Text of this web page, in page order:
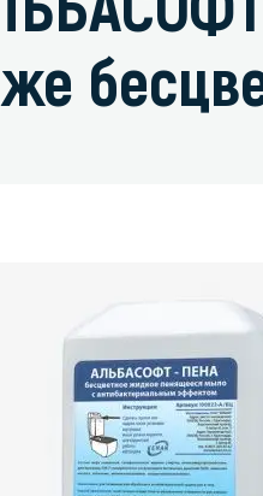
Средства
Средства
Средства